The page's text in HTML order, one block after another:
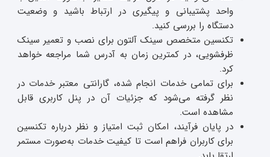
واحد پشتیبانی و پیگیری در ارتباط باشید و وضعیت
دستگاه را بررسی کنید.
تکنسین متخصص سینک آلتون برای نصب و تعمیر سینک
ظرفشویی، در کمترین زمان به آدرس شما مراجعه خواهد
کرد.
برای تمامی خدمات انجام‌ شده، گارانتی معتبر خدمات در
نظر گرفته می‌شود که جزئیات آن در پنل کاربری قابل
مشاهده است.
در پایان فرآیند، امکان ثبت امتیاز و نظر درباره تکنسین
برای کاربران فراهم است تا کیفیت خدمات به‌صورت مستمر